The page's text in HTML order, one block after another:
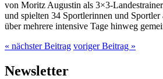
von Moritz Augustin als 3×3-
und spielten 34 Sportlerinnen und Sportler
über mehrere intensive Tage hinweg
« nächster Beitrag voriger Beitrag »
Newsletter